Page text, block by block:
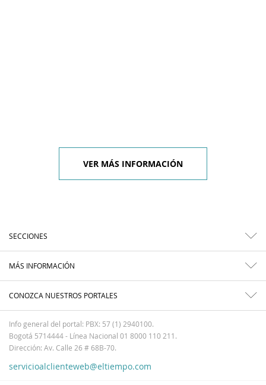
VER MÁS INFORMACIÓN
SECCIONES
MÁS INFORMACIÓN
CONOZCA NUESTROS PORTALES
Info general del portal: PBX: 57 (1) 2940100.
Bogotá 5714444 - Línea Nacional 01 8000 110 211.
Dirección: Av. Calle 26 # 68B-70.
servicioalclienteweb@eltiempo.com